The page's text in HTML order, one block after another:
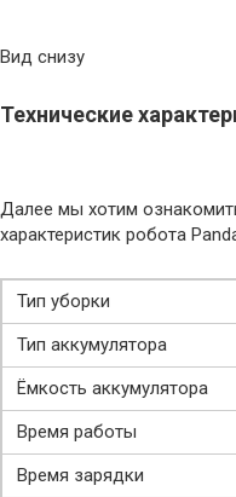
Вид снизу
Технические
Далее мы хотим
характеристик робота
Тип уборки
Тип аккумулятора
Ёмкость аккумулятора
Время работы
Время зарядки